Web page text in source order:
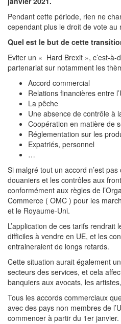
Pendant cette période, rien ne
cependant plus le droit de vote au
Quel est le but de cette
Eviter un « Hard Brexit », c’est-
partenariat sur notamment les
Accord commercial
Relations financières entre
La pêche
Une absence de contrôle à
Coopération en matière de
Réglementation sur les
Expatriés, personnel
…
Si malgré tout un accord n’est
douaniers et les contrôles aux
conformément aux règles de
Commerce ( OMC ) pour les
et le Royaume-Uni.
L’application de ces tarifs rendrait
difficiles à vendre en UE, et les
entraineraient de longs retards.
Cette situation aurait également
secteurs des services, et cela
banquiers aux avocats, les
Tous les accords commerciaux
avec des pays non membres de
commencer à partir du 1er janvier.